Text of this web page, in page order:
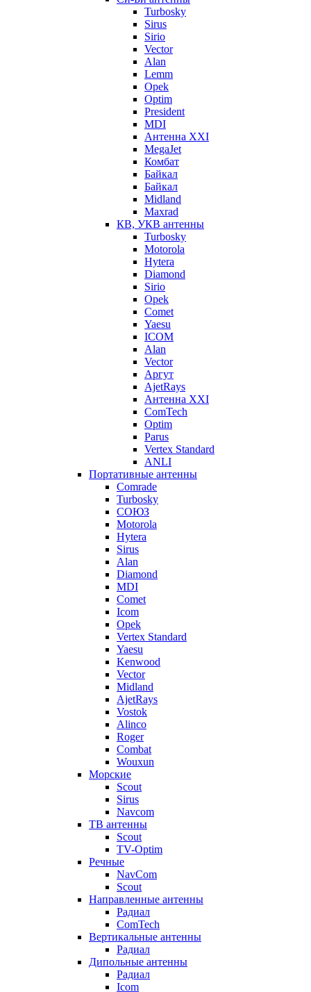
Turbosky
Sirus
Sirio
Vector
Alan
Lemm
Opek
Optim
President
MDI
Антенна XXI
MegaJet
Комбат
Байкал
Байкал
Midland
Maxrad
КВ, УКВ антенны
Turbosky
Motorola
Hytera
Diamond
Sirio
Opek
Comet
Yaesu
ICOM
Alan
Vector
Аргут
AjetRays
Антенна XXI
ComTech
Optim
Parus
Vertex Standard
ANLI
Портативные антенны
Comrade
Turbosky
СОЮЗ
Motorola
Hytera
Sirus
Alan
Diamond
MDI
Comet
Icom
Opek
Vertex Standard
Yaesu
Kenwood
Vector
Midland
AjetRays
Vostok
Alinco
Roger
Combat
Wouxun
Морские
Scout
Sirus
Navcom
ТВ антенны
Scout
TV-Optim
Речные
NavCom
Scout
Направленные антенны
Радиал
ComTech
Вертикальные антенны
Радиал
Дипольные антенны
Радиал
Icom